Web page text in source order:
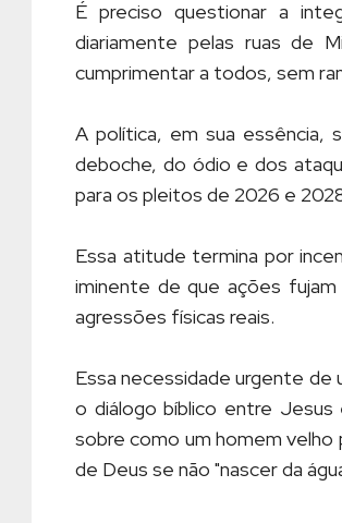
É preciso questionar a
diariamente pelas ruas de
cumprimentar a todos, sem
A política, em sua
deboche, do ódio e dos
para os pleitos de 2026 e
Essa atitude termina por
iminente de que ações
agressões físicas reais.
Essa necessidade urgente
o diálogo bíblico entre
sobre como um homem velho
de Deus se não "nascer da